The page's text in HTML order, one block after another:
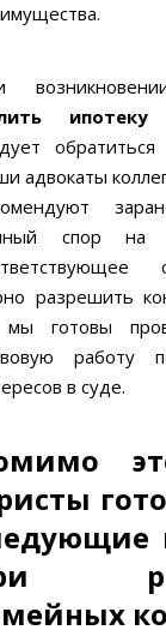
имущества.
адвокаты
спор на
разрешить
готовы
работу
в суде.